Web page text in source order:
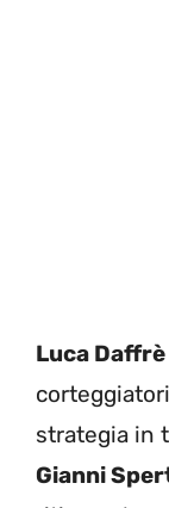
Luca Daffrè
strategia in
Gianni